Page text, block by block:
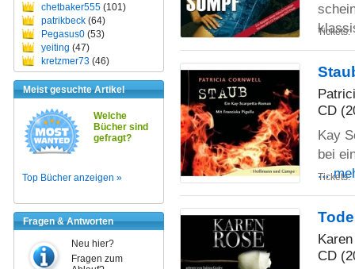
chetbaker555 (101)
patrikbeck (64)
Pegasus0 (53)
yeiting (47)
kretzmer73 (46)
Meist gesuchte Artikel
Welche
Bücher sind
gefragt?
Top Bücher anzeigen »
Fragen & Antworten
Neu hier?
Fragen zum
Tickets:
CD
Kay
bei
...
Tickets:
CD